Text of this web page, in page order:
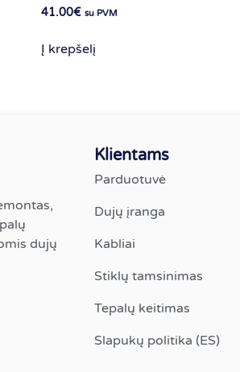
41.00€ su PVM
Į krepšelį
dujų
Klientams
Parduotuvė
Dujų įranga
Kabliai
Stiklų tamsinimas
Tepalų keitimas
Slapukų politika (ES)